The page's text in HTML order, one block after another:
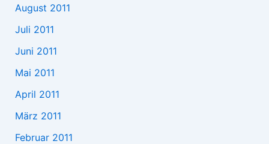
August 2011
Juli 2011
Juni 2011
Mai 2011
April 2011
März 2011
Februar 2011